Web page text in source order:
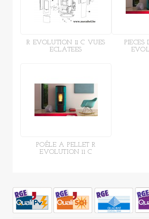
R EVOLUTION 11 C VUES
ECLATEES
PIECES
POÊLE A PELLET R
EVOLUTION 11 C